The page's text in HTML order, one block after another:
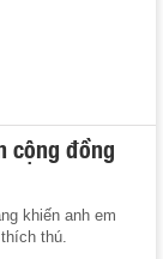
cộng đồng
khiến anh em
thú.